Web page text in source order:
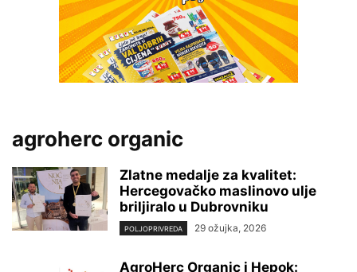
agroherc organic
Zlatne medalje za kvalitet:
Hercegovačko maslinovo ulje
briljiralo u Dubrovniku
POLJOPRIVREDA 29 ožujka, 2026
AgroHerc Organic i Hepok: